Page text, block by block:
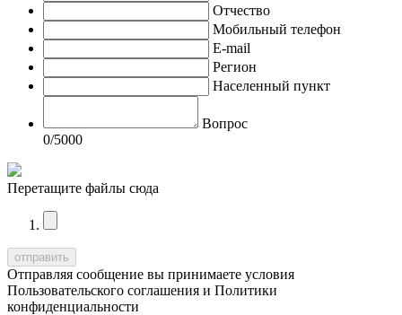
Отчество
Мобильный телефон
E-mail
Регион
Населенный пункт
Вопрос
0/5000
Перетащите файлы сюда
Отправляя сообщение вы принимаете условия
Пользовательского соглашения и Политики
конфиденциальности